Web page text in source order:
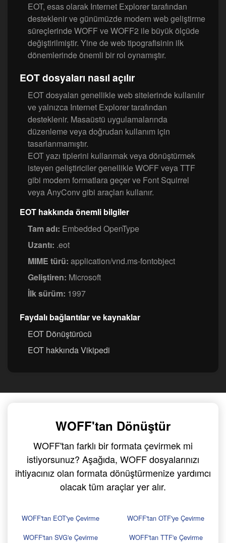
EOT, esas olarak Internet Explorer tarafından
desteklenir ve günümüzde modern web geliştirme
süreçlerinde WOFF ve WOFF2 ile büyük ölçüde
değiştirilmiştir. Yine de web tipografisinin ilk
dönemlerinde önemli bir rol oynamıştır.
EOT dosyaları nasıl açılır
EOT dosyaları genellikle web sitelerinde kullanılır
ve yalnızca Internet Explorer tarafından
desteklenir. Masaüstü uygulamalarında
düzenleme veya doğrudan kullanım için
tasarlanmamıştır.
EOT yazı tiplerini kullanmak veya dönüştürmek
isteyen geliştiriciler genellikle WOFF veya TTF
gibi modern formatlara geçer ve Font Squirrel
veya AnyConv gibi araçları kullanır.
EOT hakkında önemli bilgiler
Tam adı: Embedded OpenType
Uzantı: .eot
MIME türü: application/vnd.ms-fontobject
Geliştiren: Microsoft
İlk sürüm: 1997
Faydalı bağlantılar ve kaynaklar
EOT Dönüştürücü
EOT hakkında Vikipedi
WOFF'tan Dönüştür
WOFF'tan farklı bir formata çevirmek mi
istiyorsunuz? Aşağıda, WOFF dosyalarınızı
ihtiyacınız olan formata dönüştürmenize yardımcı
olacak tüm araçlar yer alır.
WOFF'tan EOT'ye Çevirme
WOFF'tan OTF'ye Çevirme
WOFF'tan SVG'e Çevirme
WOFF'tan TTF'e Çevirme